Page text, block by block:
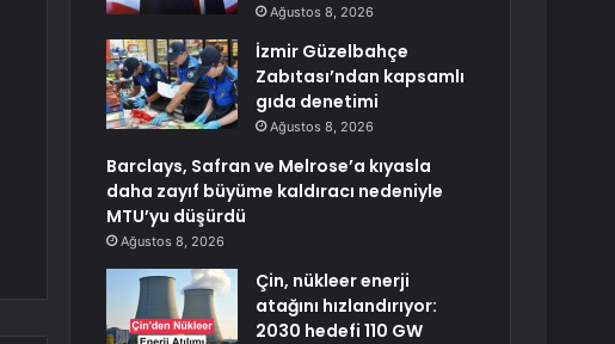
Ağustos 8, 2026
İzmir Güzelbahçe
Zabıtası’ndan kapsamlı
gıda denetimi
Ağustos 8, 2026
Barclays, Safran ve Melrose’a kıyasla
daha zayıf büyüme kaldıracı nedeniyle
MTU’yu düşürdü
Ağustos 8, 2026
Çin, nükleer enerji
atağını hızlandırıyor:
2030 hedefi 110 GW